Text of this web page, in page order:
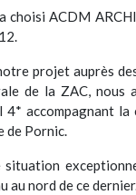
choisi ACDM
projet auprès
de la ZAC,
4* accompagnant
de Pornic.
au nord de ce